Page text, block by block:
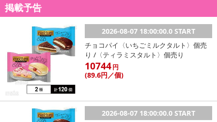
掲載予告
2026-08-07 18:00:00.0 START
チョコパイ〈いちごミルクタルト〉個売
り /〈ティラミスタルト〉個売り
10744円
(89.6円 ／個)
2026-08-07 18:00:00.0 START